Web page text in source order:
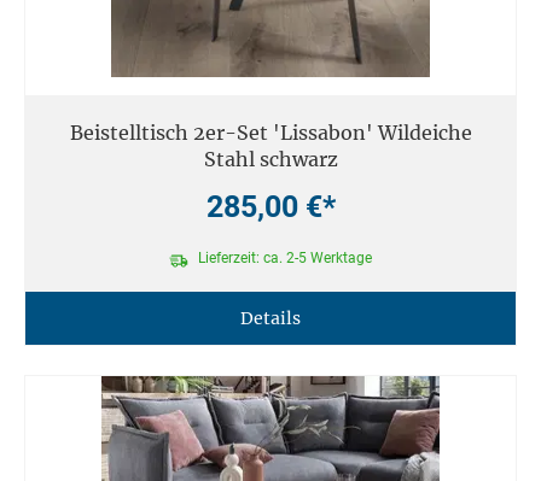
Beistelltisch 2er-Set 'Lissabon' Wildeiche
Stahl schwarz
285,00 €*
Lieferzeit: ca. 2-5 Werktage
Details